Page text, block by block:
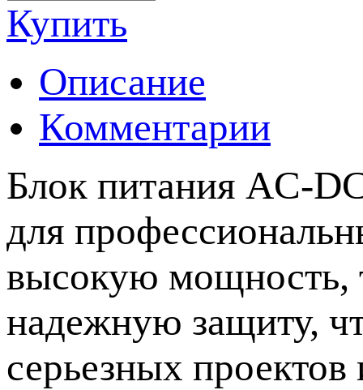
Купить
Описание
Комментарии
Блок питания AC-
для
высокую мощность,
надежную защиту,
серьезных